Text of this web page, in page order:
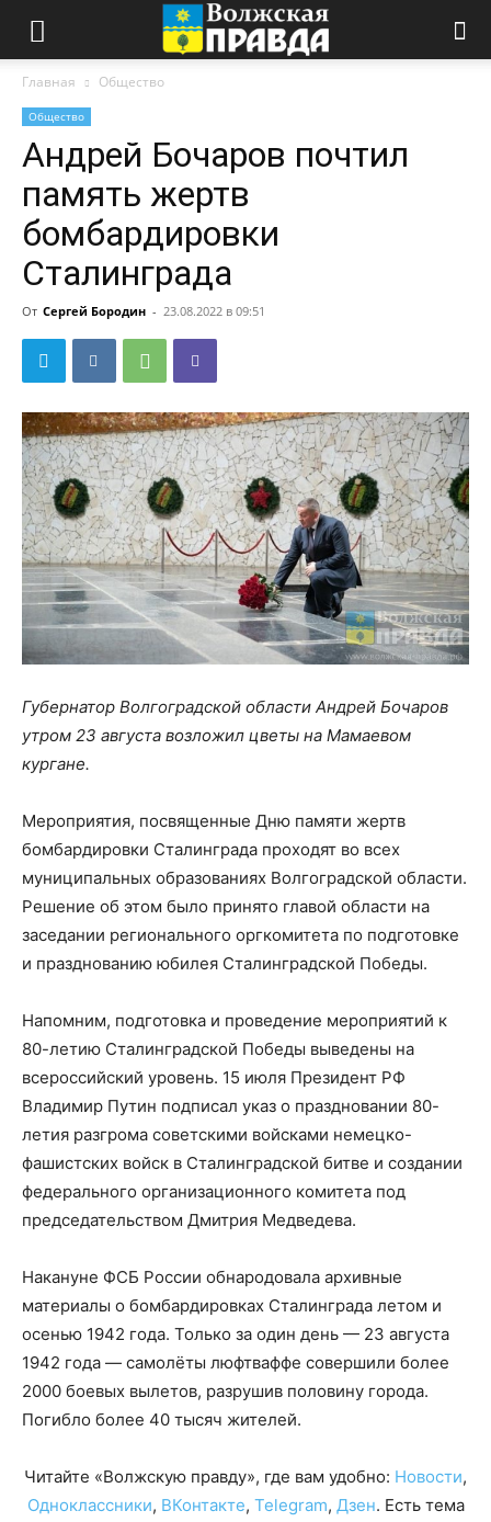
Главная Общество
Общество
Андрей Бочаров почтил
память жертв
бомбардировки
Сталинграда
От Сергей Бородин - 23.08.2022 в 09:51
Губернатор Волгоградской области Андрей Бочаров
утром 23 августа возложил цветы на Мамаевом
кургане.
Мероприятия, посвященные Дню памяти жертв
бомбардировки Сталинграда проходят во всех
муниципальных образованиях Волгоградской области.
Решение об этом было принято главой области на
заседании регионального оргкомитета по подготовке
и празднованию юбилея Сталинградской Победы.
Напомним, подготовка и проведение мероприятий к
80-летию Сталинградской Победы выведены на
всероссийский уровень. 15 июля Президент РФ
Владимир Путин подписал указ о праздновании 80-
летия разгрома советскими войсками немецко-
фашистских войск в Сталинградской битве и создании
федерального организационного комитета под
председательством Дмитрия Медведева.
Накануне ФСБ России обнародовала архивные
материалы о бомбардировках Сталинграда летом и
осенью 1942 года. Только за один день — 23 августа
1942 года — самолёты люфтваффе совершили более
2000 боевых вылетов, разрушив половину города.
Погибло более 40 тысяч жителей.
Читайте «Волжскую правду», где вам удобно: Новости,
Одноклассники, ВКонтакте, Telegram, Дзен. Есть тема